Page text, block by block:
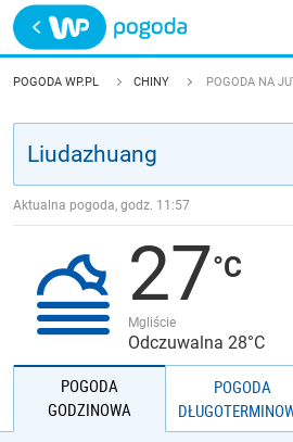
Trwa ładowanie
POLSKA
JAKOŚĆ POWIETRZA
POGODA WP.PL CHINY POGODA NA
Aktualna pogoda, godz. 11:57
27
Mgliście
Odczuwalna 28°C
POGODA
GODZINOWA
POGODA